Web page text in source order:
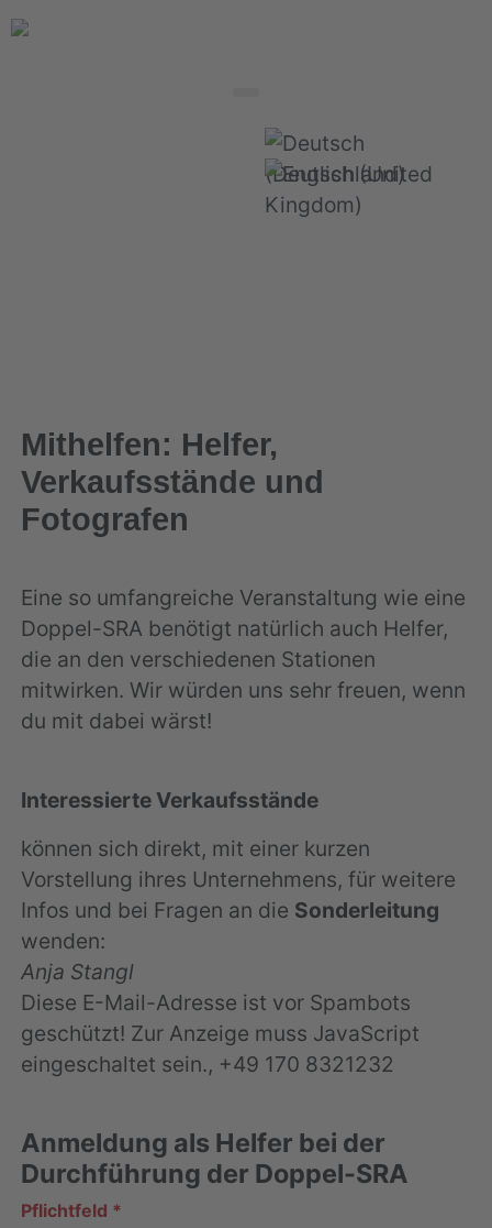
Sprache auswählen
Mithelfen: Helfer,
Verkaufsstände und
Fotografen
Eine so umfangreiche Veranstaltung wie eine
Doppel-SRA benötigt natürlich auch Helfer,
die an den verschiedenen Stationen
mitwirken. Wir würden uns sehr freuen, wenn
du mit dabei wärst!
Interessierte Verkaufsstände
können sich direkt, mit einer kurzen
Vorstellung ihres Unternehmens, für weitere
Infos und bei Fragen an die Sonderleitung
wenden:
Anja Stangl
Diese E-Mail-Adresse ist vor Spambots
geschützt! Zur Anzeige muss JavaScript
eingeschaltet sein., +49 170 8321232
Anmeldung als Helfer bei der
Durchführung der Doppel-SRA
Bitte lassen Sie dieses Feld leer
Pflichtfeld *